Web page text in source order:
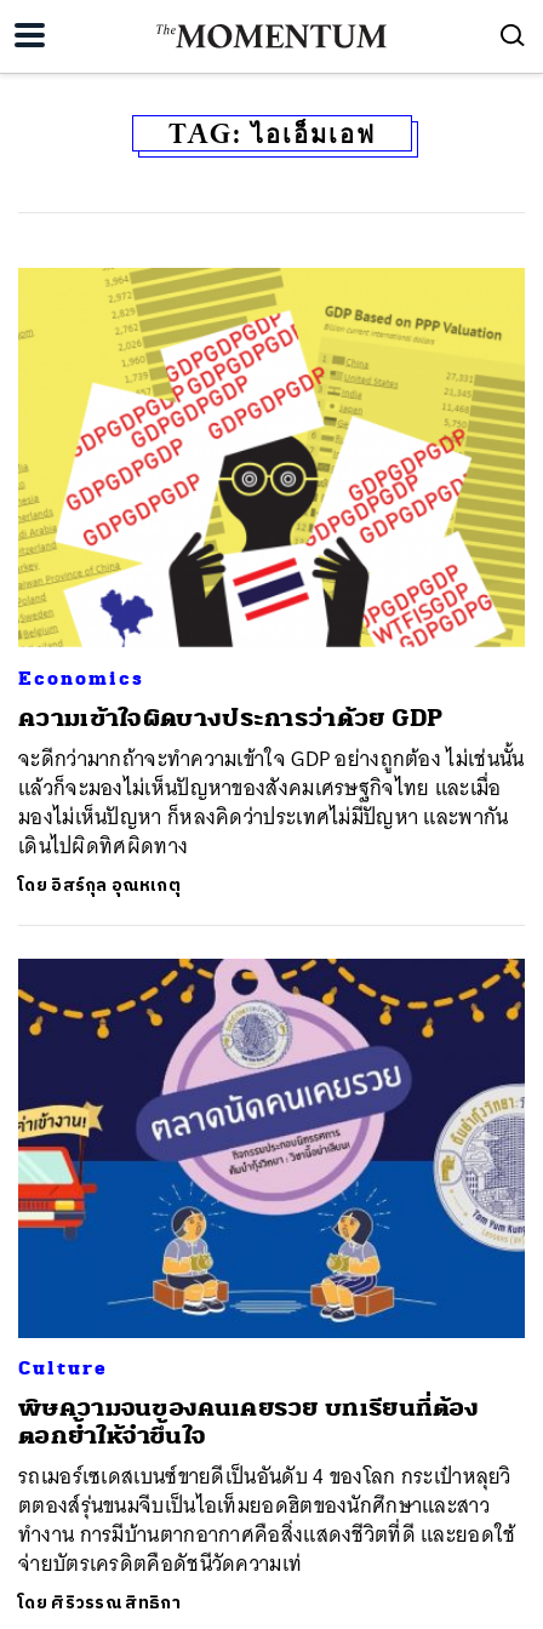
TAG:ไอเอ็มเอฟ
Economics
ความเข้าใจผิดบางประการว่าด้วย GDP
จะดีกว่ามากถ้าจะทำความเข้าใจ GDP อย่างถูกต้อง ไม่เช่นนั้น
แล้วก็จะมองไม่เห็นปัญหาของสังคมเศรษฐกิจไทย และเมื่อ
มองไม่เห็นปัญหา ก็หลงคิดว่าประเทศไม่มีปัญหา และพากัน
เดินไปผิดทิศผิดทาง
โดย อิสร์กุล อุณหเกตุ
Culture
พิษความจนของคนเคยรวย บทเรียนที่ต้อง
ตอกย้ำให้จำขึ้นใจ
รถเมอร์เซเดสเบนซ์ขายดีเป็นอันดับ 4 ของโลก กระเป๋าหลุยวิ
ตตองส์รุ่นขนมจีบเป็นไอเท็มยอดฮิตของนักศึกษาและสาว
ทำงาน การมีบ้านตากอากาศคือสิ่งแสดงชีวิตที่ดี และยอดใช้
จ่ายบัตรเครดิตคือดัชนีวัดความเท่
โดย ศิริวรรณ สิทธิกา
SHARE TWEET LINE EMAIL